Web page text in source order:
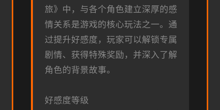
旅》中，与各个角色建立深厚的感
情关系是游戏的核心玩法之一。通
过提升好感度，玩家可以解锁专属
剧情、获得特殊奖励，并深入了解
角色的背景故事。
好感度等级